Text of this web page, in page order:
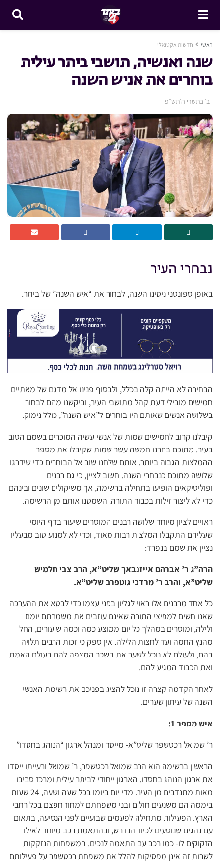
ראשי חדשות אקטואלי
שנה ואנשיה, תושבי ביתר עילית
בוחרים את אניש השנה
ב׳ בתשרי ה׳תש״פ
נבחרי העיר
באופן ספונטני ניסינו השנה, לבחור את “איש השנה” של ביתר.
הבחירה לא הייתה קלה בכלל, ולבסוף פנינו אל מדגם של מאתיים
חמישים מובילי דעת קהל מתושבי העיר, וביקשנו מהם לבחור
בשלושה אנשים שאותם היו בוחרים ל”איש השנה”, כולל נימוק.
קיבלנו קרוב לחמישים שמות של אנשי עשיה המוכרים בשמם הטוב
בעיר. מתוכם בחרנו חמשה עשר שמות שקיבלו את מספר
ההמלצות הגבוה ביותר. אותם שלחנו שוב אל הבוחרים כדי שידרגו
שלושה מתוכם כנבחרי השנה. חשוב לציין, כי גם רבנים
ופוליטיקאים הופיעו בתחילה ברשימה, אך משיקולים שונים ובינהם
כדי לא ליצור זילות בכבוד התורה, השמטנו אותם מן הרשימה.
ראויים לציון מיוחד שלושה רבנים המוסרים שיעור בדף היומי
שעליהם התקבלו המלצות רבות מאוד, וכדי לא למנוע טוב מבעליו
נציין את שמם בנפרד:
הרה”ג ר’ אברהם אייזנבאך שליט”א, הרב צבי חלמיש
שליט”א, והרב ר’ מרדכי גוטפרב שליט”א.
כל אחד מרבנים אלו ראוי לגליון בפני עצמו כדי לבטא את ההערכה
שאנו חשים למפיצי התורה שאינם עוזבים את משמרתם יומם
ולילה, ומוסרים במהלך כל יום ממוצע כמה וכמה שיעורים, החל
מהנץ החמה ועד לחצות הלילה. אין ספק כי זכות הרבים תלויה
בהם, ולעולם לא נוכל לשער את השכר המצפה להם בעולם האמת
ואת הכבוד המגיע להם.
לאחר הקדמה קצרה זו נוכל להציג בפניכם את רשימת האנשי
השנה של עיתון שערים.
איש מספר 1:
ר’ שמואל רכטשפר שליט”א- מייסד ומנהל ארגון “הנוהג בחסדו”
הראשון ברשימה הוא הרב שמואל רכטשפר, ר’ שמואל ורעייתו ייסדו
את ארגון הנוהג בחסדו. הארגון ייחודי לביתר עילית ומרכז סביבו
מאות מתנדבים מן העיר. מדי יום ביומו בכל שעה ושעה, 24 שעות
ביממה הם משנעים חולים ובני משפחתם למחוז חפצם בכל רחבי
הארץ. הפעילות מתחילה לפעמים שבועיים לפני הנסיעה, בתאום
עם נהגים שנוסעים לכיוון הנדרש, ובהתאמת רכב מיוחד לאילו
הזקוקים לו- כמו רכב עם התאמה לנכים. המשפחות הנזקקות
לשרות זה אינן מפסיקות להלל את משפחת רכטשפר על פעילותם